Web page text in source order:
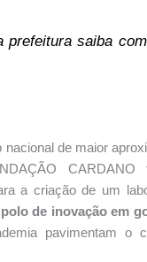
prefeitura saiba
de maior
a criação de um
de inovação em
pavimentam o